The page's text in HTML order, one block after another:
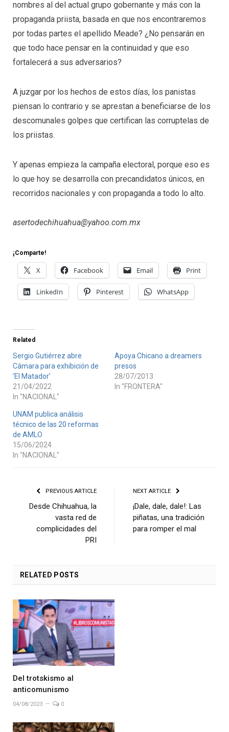
nombres al del actual grupo gobernante y más con la
propaganda priista, basada en que nos encontraremos
por todas partes el apellido Meade? ¿No pensarán en
que todo hace pensar en la continuidad y que eso
fortalecerá a sus adversarios?
A juzgar por los hechos de estos días, los panistas
piensan lo contrario y se aprestan a beneficiarse de los
descomunales golpes que certifican las corruptelas de
los priistas.
Y apenas empieza la campaña electoral, porque eso es
lo que hoy se desarrolla con precandidatos únicos, en
recorridos nacionales y con propaganda a todo lo alto.
asertodechihuahua@yahoo.com.mx
¡Comparte!
X Facebook Email Print
LinkedIn Pinterest WhatsApp
Related
Sergio Gutiérrez abre
Cámara para exhibición de
‘El Matador’
21/04/2022
In "NACIONAL"
Apoya Chicano a dreamers
presos
28/07/2013
In "FRONTERA"
UNAM publica análisis
técnico de las 20 reformas
de AMLO
15/06/2024
In "NACIONAL"
PREVIOUS ARTICLE
Desde Chihuahua, la
vasta red de
complicidades del
PRI
NEXT ARTICLE
¡Dale, dale, dale!: Las
piñatas, una tradición
para romper el mal
RELATED POSTS
Del trotskismo al
anticomunismo
04/08/2023 0